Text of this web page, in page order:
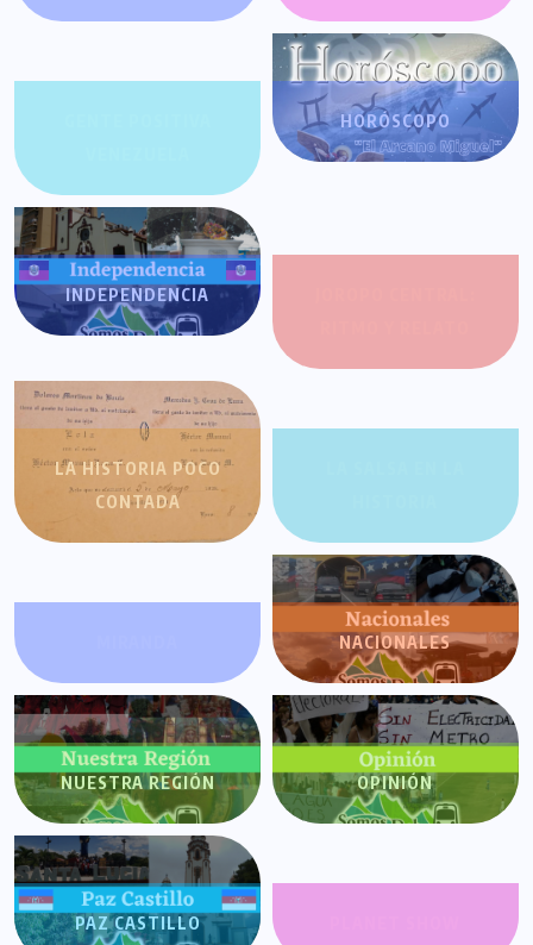
HORÓSCOPO
INDEPENDENCIA
LA HISTORIA POCO
CONTADA
NACIONALES
NUESTRA REGIÓN OPINIÓN
PAZ CASTILLO